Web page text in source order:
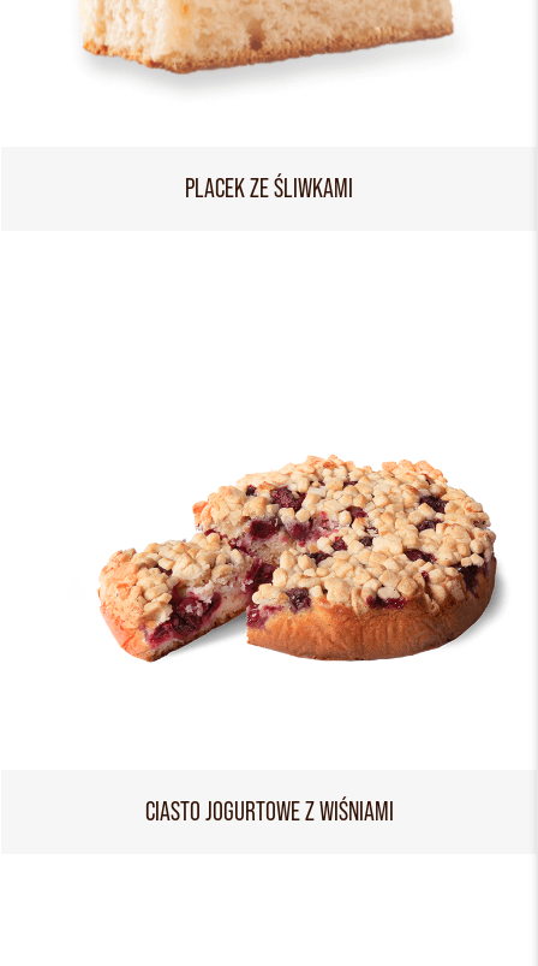
PLACEK ZE ŚLIWKAMI
CIASTO JOGURTOWE Z WIŚNIAMI